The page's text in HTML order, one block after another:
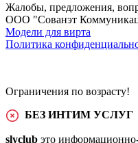
Жалобы, предложения,
ООО "Сованэт
Модели для вирта
Политика
Ограничения по возрасту!
БЕЗ ИНТИМ УСЛУГ
slyclub это